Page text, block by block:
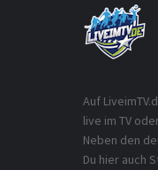
Auf
live im TV
Neben den
Du hier auch